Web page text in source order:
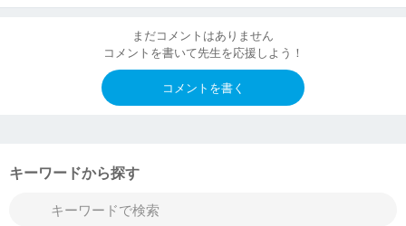
まだコメントはありません
コメントを書いて先生を応援しよう！
コメントを書く
キーワードから探す